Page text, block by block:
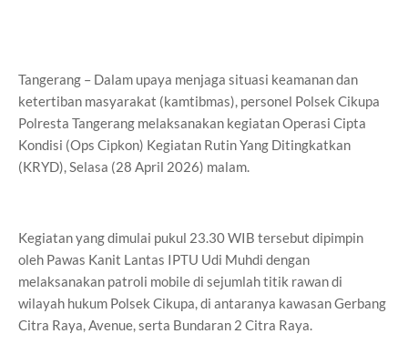
Tangerang – Dalam upaya menjaga situasi keamanan dan
ketertiban masyarakat (kamtibmas), personel Polsek Cikupa
Polresta Tangerang melaksanakan kegiatan Operasi Cipta
Kondisi (Ops Cipkon) Kegiatan Rutin Yang Ditingkatkan
(KRYD), Selasa (28 April 2026) malam.
Kegiatan yang dimulai pukul 23.30 WIB tersebut dipimpin
oleh Pawas Kanit Lantas IPTU Udi Muhdi dengan
melaksanakan patroli mobile di sejumlah titik rawan di
wilayah hukum Polsek Cikupa, di antaranya kawasan Gerbang
Citra Raya, Avenue, serta Bundaran 2 Citra Raya.